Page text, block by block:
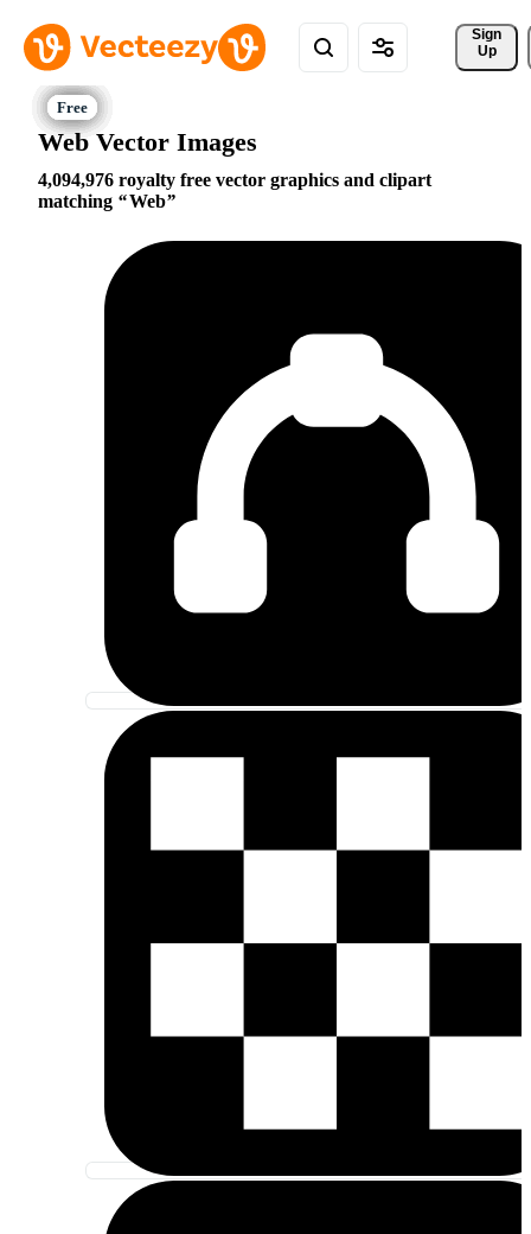
Sign
Up
Web Vector Images
4,094,976 royalty free vector graphics and clipart
matching
Web